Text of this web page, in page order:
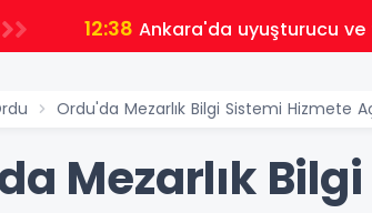
12:38 Ankara'da uyuşturucu ve
Ordu'da Mezarlık Bilgi Sistemi Hizmete
Mezarlık